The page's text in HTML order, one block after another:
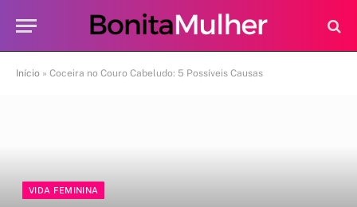
Início » Coceira no Couro Cabeludo: 5 Possíveis Causas
VIDA FEMININA